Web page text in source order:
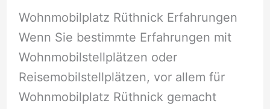
Wohnmobilplatz Rüthnick Erfahrungen
Wenn Sie bestimmte Erfahrungen mit
Wohnmobilstellplätzen oder
Reisemobilstellplätzen, vor allem für
Wohnmobilplatz Rüthnick gemacht